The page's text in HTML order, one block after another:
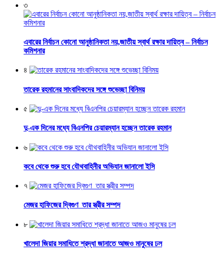
৩
এবারের নির্বাচন কোনো আনুষ্ঠানিকতা নয়,জাতীয় স্বার্থ রক্ষার দায়িত্ব – নির্বাচন
কমিশনার
৪
তারেক রহমানের সাংবাদিকদের সঙ্গে শুভেচ্ছা বিনিময়
৫
দু-এক দিনের মধ্যে বিএনপির চেয়ারম্যান হচ্ছেন তারেক রহমান
৬
কবে থেকে শুরু হবে যৌথবাহিনীর অভিযান জানালো ইসি
৭
মেজর হাফিজের দ্বিগুণ তার স্ত্রীর সম্পদ
৮
খালেদা জিয়ার সমাধিতে শ্রদ্ধা জানাতে আজও মানুষের ঢল